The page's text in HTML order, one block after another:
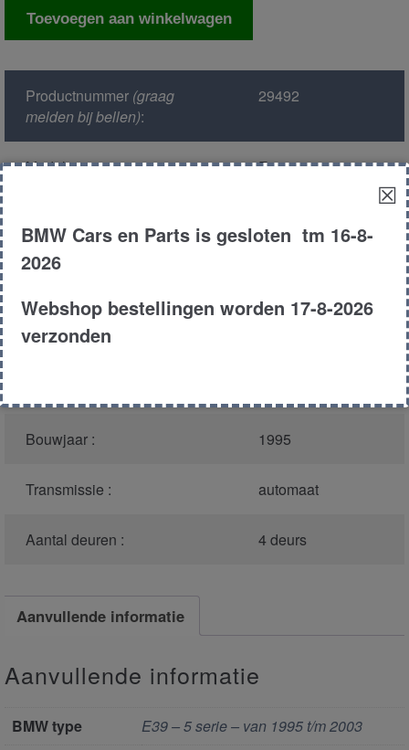
Richtingaanwijzerschakelaar
Toevoegen aan winkelwagen
Productnummer(graag
melden bij bellen):
29492
Model : E39
Blau Metallic
Motor type :
Bouwjaar : 1995
Transmissie : automaat
Aantal deuren : 4 deurs
Aanvullende informatie
Aanvullende informatie
BMW type E39 – 5 serie – van 1995 t/m 2003
☒
BMW Cars en Parts is gesloten tm 16-8-
2026
Webshop bestellingen worden 17-8-2026
verzonden